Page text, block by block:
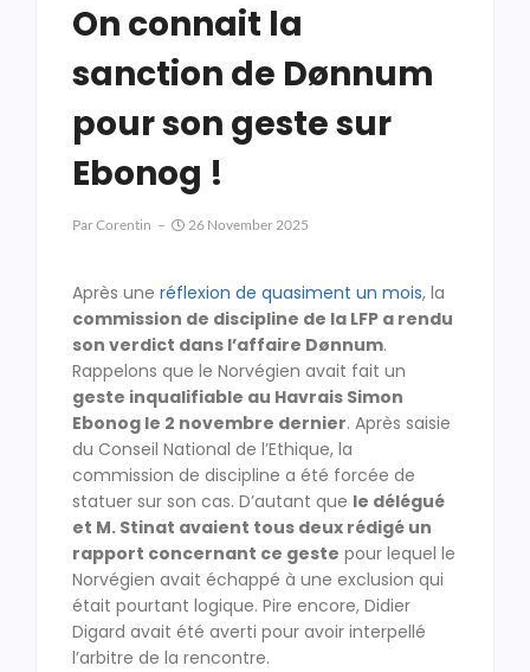
On connait la
sanction de Dønnum
pour son geste sur
Ebonog !
ParCorentin 26 November 2025
Après une réflexion de quasiment un mois, la
commission de discipline de la LFP a rendu
son verdict dans l’affaire Dønnum.
Rappelons que le Norvégien avait fait un
geste inqualifiable au Havrais Simon
Ebonog le 2 novembre dernier. Après saisie
du Conseil National de l’Ethique, la
commission de discipline a été forcée de
statuer sur son cas. D’autant que le délégué
et M. Stinat avaient tous deux rédigé un
rapport concernant ce geste pour lequel le
Norvégien avait échappé à une exclusion qui
était pourtant logique. Pire encore, Didier
Digard avait été averti pour avoir interpellé
l’arbitre de la rencontre.